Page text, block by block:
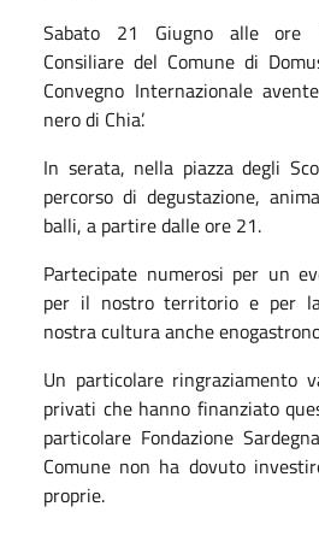
Sabato 21 Giugno alle ore
Consiliare del Comune di
Convegno Internazionale
nero di Chia’.
In serata, nella piazza degli
percorso di degustazione,
balli, a partire dalle ore 21.
Partecipate numerosi per un
per il nostro territorio e per la
nostra cultura anche
Un particolare ringraziamento
privati che hanno finanziato
particolare Fondazione
Comune non ha dovuto
proprie.